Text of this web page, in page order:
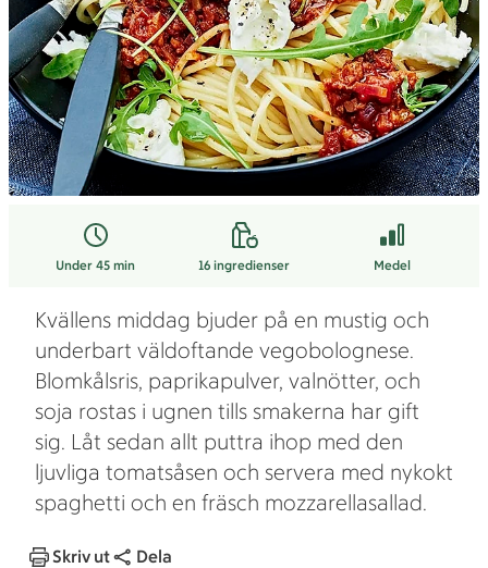
Under 45 min 16 ingredienser Medel
Kvällens middag bjuder på en mustig och
underbart väldoftande vegobolognese.
Blomkålsris, paprikapulver, valnötter, och
soja rostas i ugnen tills smakerna har gift
sig. Låt sedan allt puttra ihop med den
ljuvliga tomatsåsen och servera med nykokt
spaghetti och en fräsch mozzarellasallad.
Skriv ut Dela